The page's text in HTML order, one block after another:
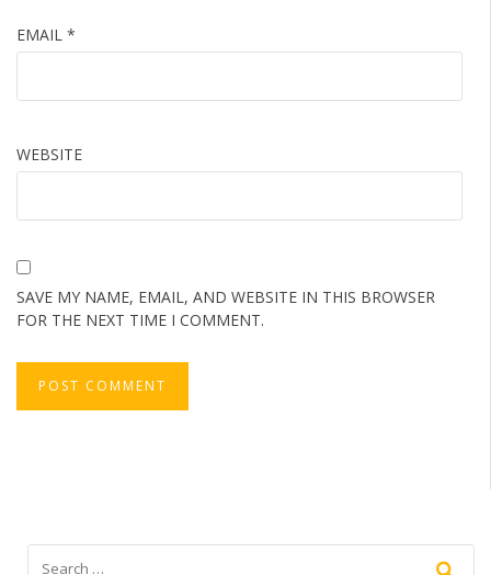
EMAIL *
WEBSITE
SAVE MY NAME, EMAIL, AND WEBSITE IN THIS BROWSER
FOR THE NEXT TIME I COMMENT.